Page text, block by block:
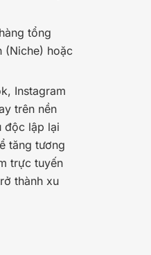
tổng
(Niche) hoặc
Instagram
trên nền
độc lập lại
tăng tương
trực tuyến
thành xu